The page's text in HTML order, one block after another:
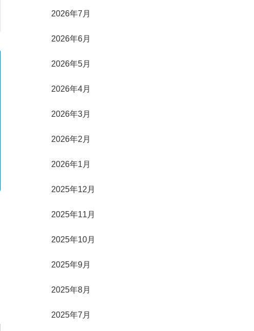
2026年7月
2026年6月
2026年5月
2026年4月
2026年3月
2026年2月
2026年1月
2025年12月
2025年11月
2025年10月
2025年9月
2025年8月
2025年7月